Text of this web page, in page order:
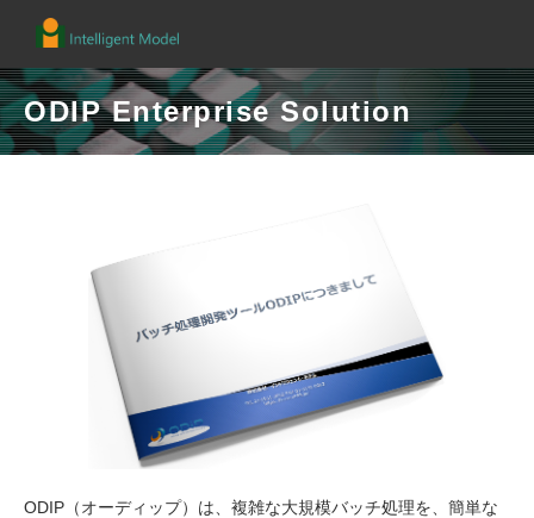
ODIP Enterprise Solution
ODIP（オーディップ）は、複雑な大規模バッチ処理を、簡単な